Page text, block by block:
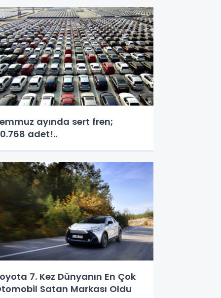
ayında sert fren;
adet!..
7. Kez Dünyanın En Çok
Satan Markası Oldu